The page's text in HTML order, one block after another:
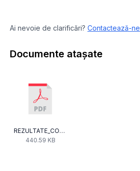
Ai nevoie de clarificări? Contactează-ne
Documente atașate
REZULTATE_CONCURS_RADIO_24_noiembrie_2015.pdf
440.59 KB